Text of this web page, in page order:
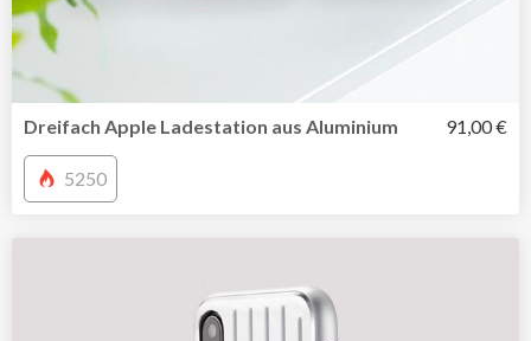
Dreifach Apple Ladestation aus Aluminium 91,00 €
5250